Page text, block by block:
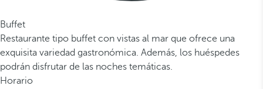
Buffet
Restaurante tipo buffet con vistas al mar que ofrece una
exquisita variedad gastronómica. Además, los huéspedes
podrán disfrutar de las noches temáticas.
Horario